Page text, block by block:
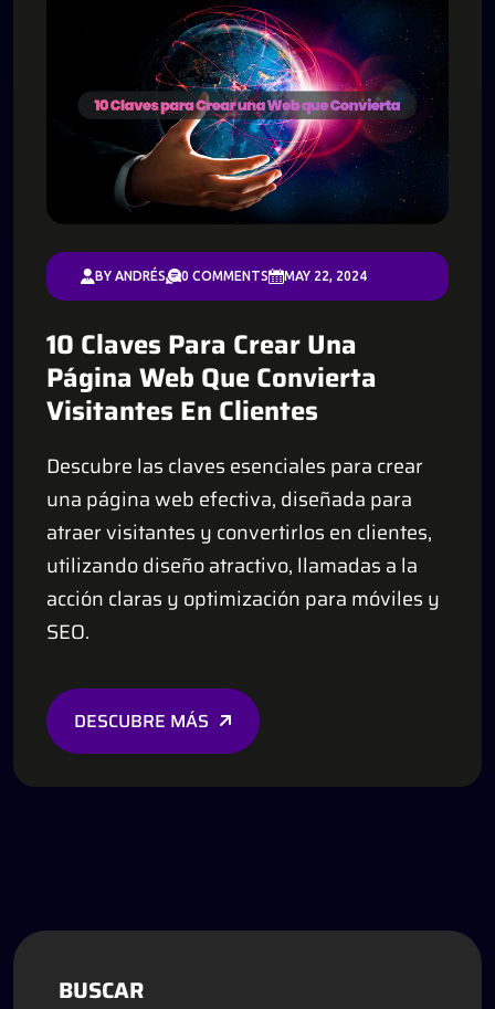
BY ANDRÉS 0 COMMENTS MAY 22, 2024
10 Claves Para Crear Una
Página Web Que Convierta
Visitantes En Clientes
Descubre las claves esenciales para crear
una página web efectiva, diseñada para
atraer visitantes y convertirlos en clientes,
utilizando diseño atractivo, llamadas a la
acción claras y optimización para móviles y
SEO.
DESCUBRE MÁS
BUSCAR